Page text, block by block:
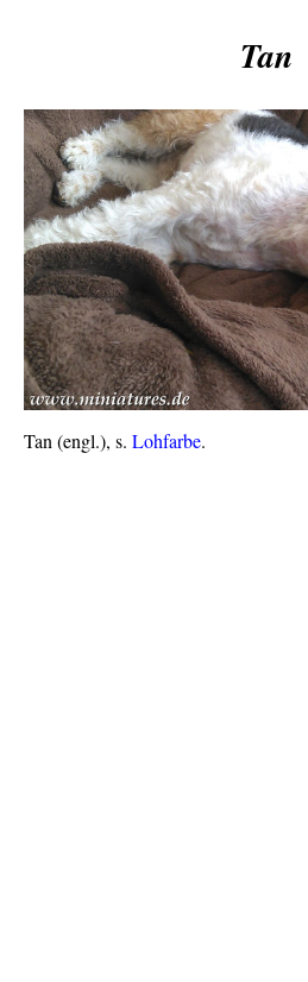
Tan
Tan (engl.), s. Lohfarbe.